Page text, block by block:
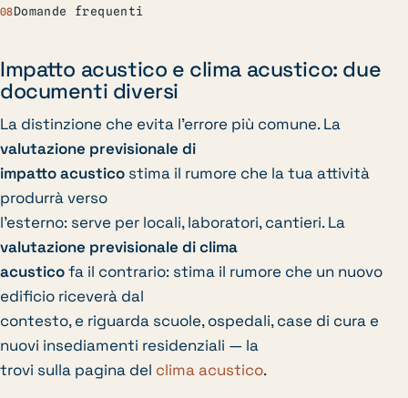
Domande frequenti
Impatto acustico e clima acustico: due
documenti diversi
La distinzione che evita l’errore più comune. La
valutazione previsionale di
impatto acustico stima il rumore che la tua attività
produrrà verso
l’esterno: serve per locali, laboratori, cantieri. La
valutazione previsionale di clima
acusticofa il contrario: stima il rumore che un nuovo
edificio riceverà dal
contesto, e riguarda scuole, ospedali, case di cura e
nuovi insediamenti residenziali — la
trovi sulla pagina del clima acustico.